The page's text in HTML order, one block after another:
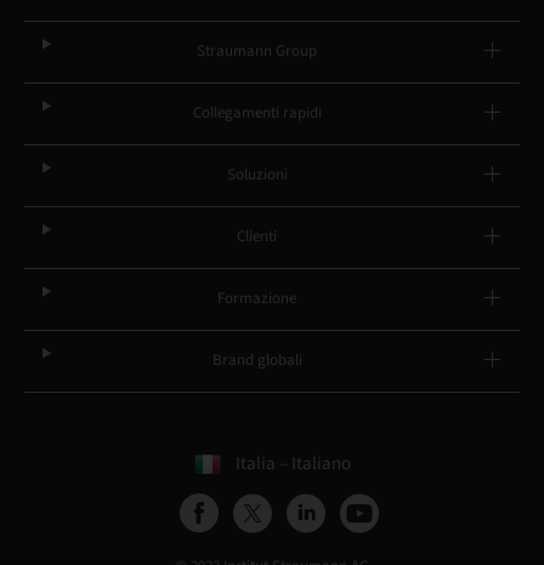
Straumann Group
Collegamenti rapidi
Soluzioni
Clienti
Formazione
Brand globali
Italia – Italiano